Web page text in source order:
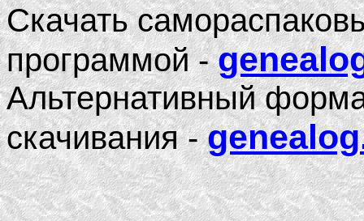
Скачать
программой -
Альтернативный
скачивания -genealog